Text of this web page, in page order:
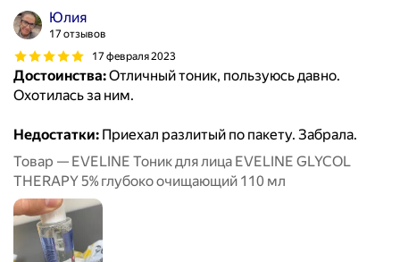
Юлия
17 отзывов
17 февраля 2023
Достоинства:Отличный тоник, пользуюсь давно.
Охотилась за ним.
Недостатки: Приехал разлитый по пакету. Забрала.
Товар — EVELINE Тоник для лица EVELINE GLYCOL
THERAPY 5% глубоко очищающий 110 мл